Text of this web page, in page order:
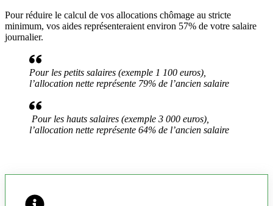
Pour réduire le calcul de vos allocations chômage au stricte
minimum, vos aides représenteraient environ 57% de votre salaire
journalier.
Pour les petits salaires (exemple 1 100 euros),
l’allocation nette représente 79% de l’ancien salaire
Pour les hauts salaires (exemple 3 000 euros),
l’allocation nette représente 64% de l’ancien salaire